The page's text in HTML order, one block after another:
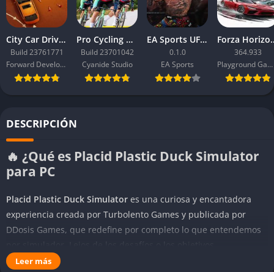
City Car Driving 2.0
Build 23761771
Forward Development
Pro Cycling Manager 26
Build 23701042
Cyanide Studio
EA Sports UFC 6
0.1.0
EA Sports
364.933
Playground Games
DESCRIPCIÓN
🔥 ¿Qué es Placid Plastic Duck Simulator
para PC
Placid Plastic Duck Simulator es una curiosa y encantadora
experiencia creada por Turbolento Games y publicada por
DDosis Games, que redefine por completo lo que entendemos
por simulador. Lejos de los desafíos o los objetivos
tradicionales, este juego propone algo diferente: una
Leer más